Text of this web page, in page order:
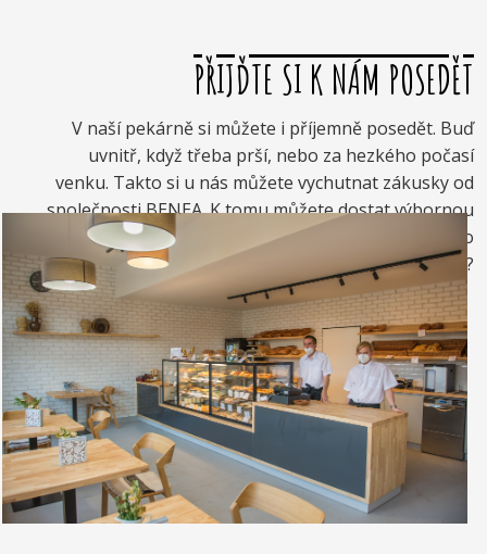
PŘIJĎTE SI K NÁM POSEDĚT
V naší pekárně si můžete i příjemně posedět. Buď
uvnitř, když třeba prší, nebo za hezkého počasí
venku. Takto si u nás můžete vychutnat zákusky od
společnosti BENEA. K tomu můžete dostat výbornou
kávou. Nebo si raději dáte zrmzlinový pohár nebo
vynikající točenou zmrzlinu?